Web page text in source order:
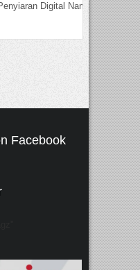
Digital Nama
Facebook